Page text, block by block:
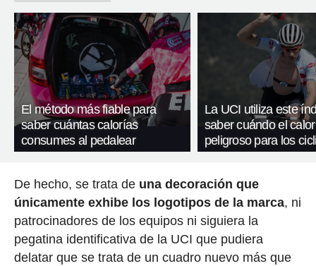
El método más fiable para
saber cuántas calorías
consumes al pedalear
La UCI utiliza este
saber cuándo el
peligroso para los
De hecho, se trata de una decoración que
únicamente exhibe los logotipos de la marca, ni
patrocinadores de los equipos ni siguiera la
pegatina identificativa de la UCI que pudiera
delatar que se trata de un cuadro nuevo más que